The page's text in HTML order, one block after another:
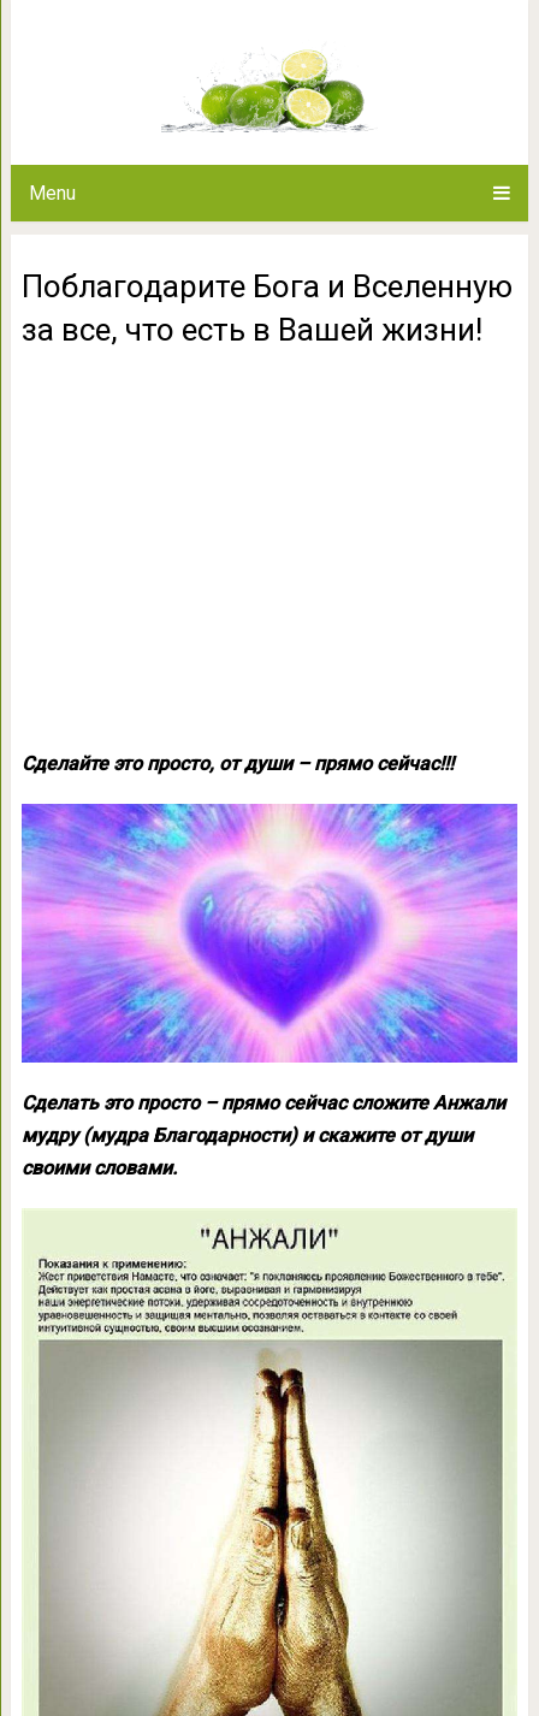
Menu
Поблагодарите Бога и Вселенную
за все, что есть в Вашей жизни!
Сделайте это просто, от души – прямо сейчас!!!
Сделать это просто – прямо сейчас сложите Анжали
мудру (мудра Благодарности) и скажите от души
своими словами.